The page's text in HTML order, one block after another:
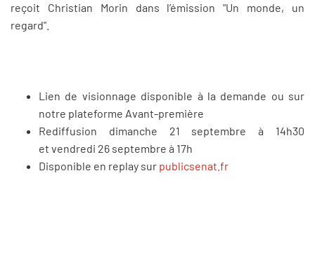
reçoit Christian Morin dans l’émission "Un monde, un
regard".
Lien de visionnage disponible à la demande ou sur
notre plateforme Avant-première
Rediffusion dimanche 21 septembre à 14h30
et vendredi 26 septembre à 17h
Disponible en replay sur publicsenat.fr